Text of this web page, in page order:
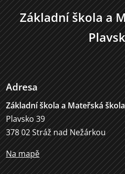
Základní škola a
Adresa
Základní škola a Mateřská
Plavsko 39
378 02 Stráž nad Nežárkou
Na mapě